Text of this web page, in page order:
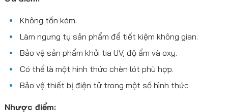
Không tốn kém.
Làm ngưng tụ sản phẩm để tiết kiệm không gian.
Bảo vệ sản phẩm khỏi tia UV, độ ẩm và oxy.
Có thể là một hình thức chèn lót phù hợp.
Bảo vệ thiết bị điện tử trong một số hình thức
Nhược điểm: